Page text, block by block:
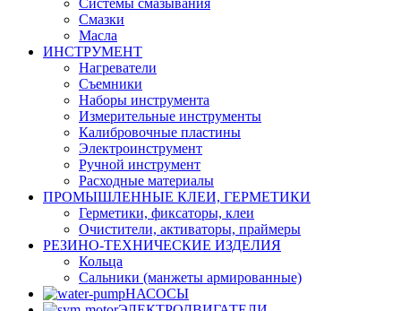
Системы смазывания
Смазки
Масла
ИНСТРУМЕНТ
Нагреватели
Съемники
Наборы инструмента
Измерительные инструменты
Калибровочные пластины
Электроинструмент
Ручной инструмент
Расходные материалы
ПРОМЫШЛЕННЫЕ КЛЕИ, ГЕРМЕТИКИ
Герметики, фиксаторы, клеи
Очистители, активаторы, праймеры
РЕЗИНО-ТЕХНИЧЕСКИЕ ИЗДЕЛИЯ
Кольца
Сальники (манжеты армированные)
НАСОСЫ